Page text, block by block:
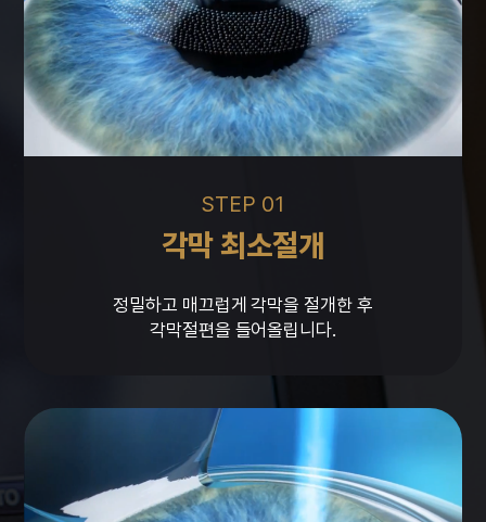
STEP 01
각막 최소절개
정밀하고 매끄럽게 각막을 절개한 후
각막절편을 들어올립니다.